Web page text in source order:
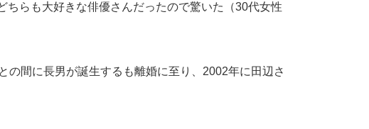
らも大好きな俳優さんだったので驚いた（30代女性
の間に長男が誕生するも離婚に至り、2002年に田辺さ